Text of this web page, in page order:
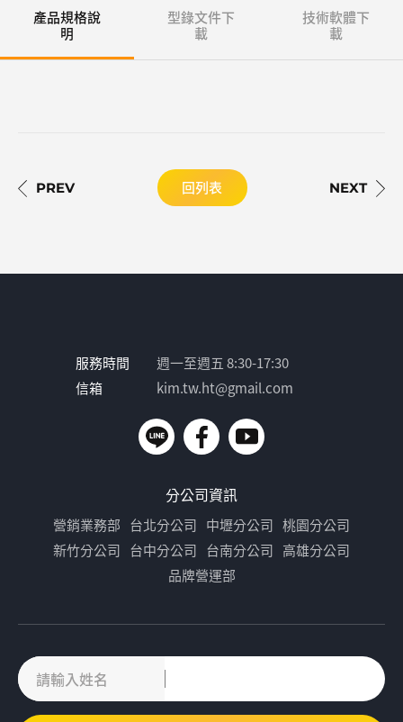
產品規格說
明
型錄文件下
載
技術軟體下
載
回列表
服務時間
週一至週五 8:30-17:30
信箱
kim.tw.ht@gmail.com
分公司資訊
營銷業務部 台北分公司 中壢分公司 桃園分公司
新竹分公司 台中分公司 台南分公司 高雄分公司
品牌營運部